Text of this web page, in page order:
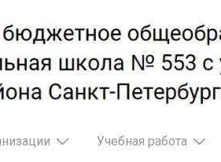
Учебная работа